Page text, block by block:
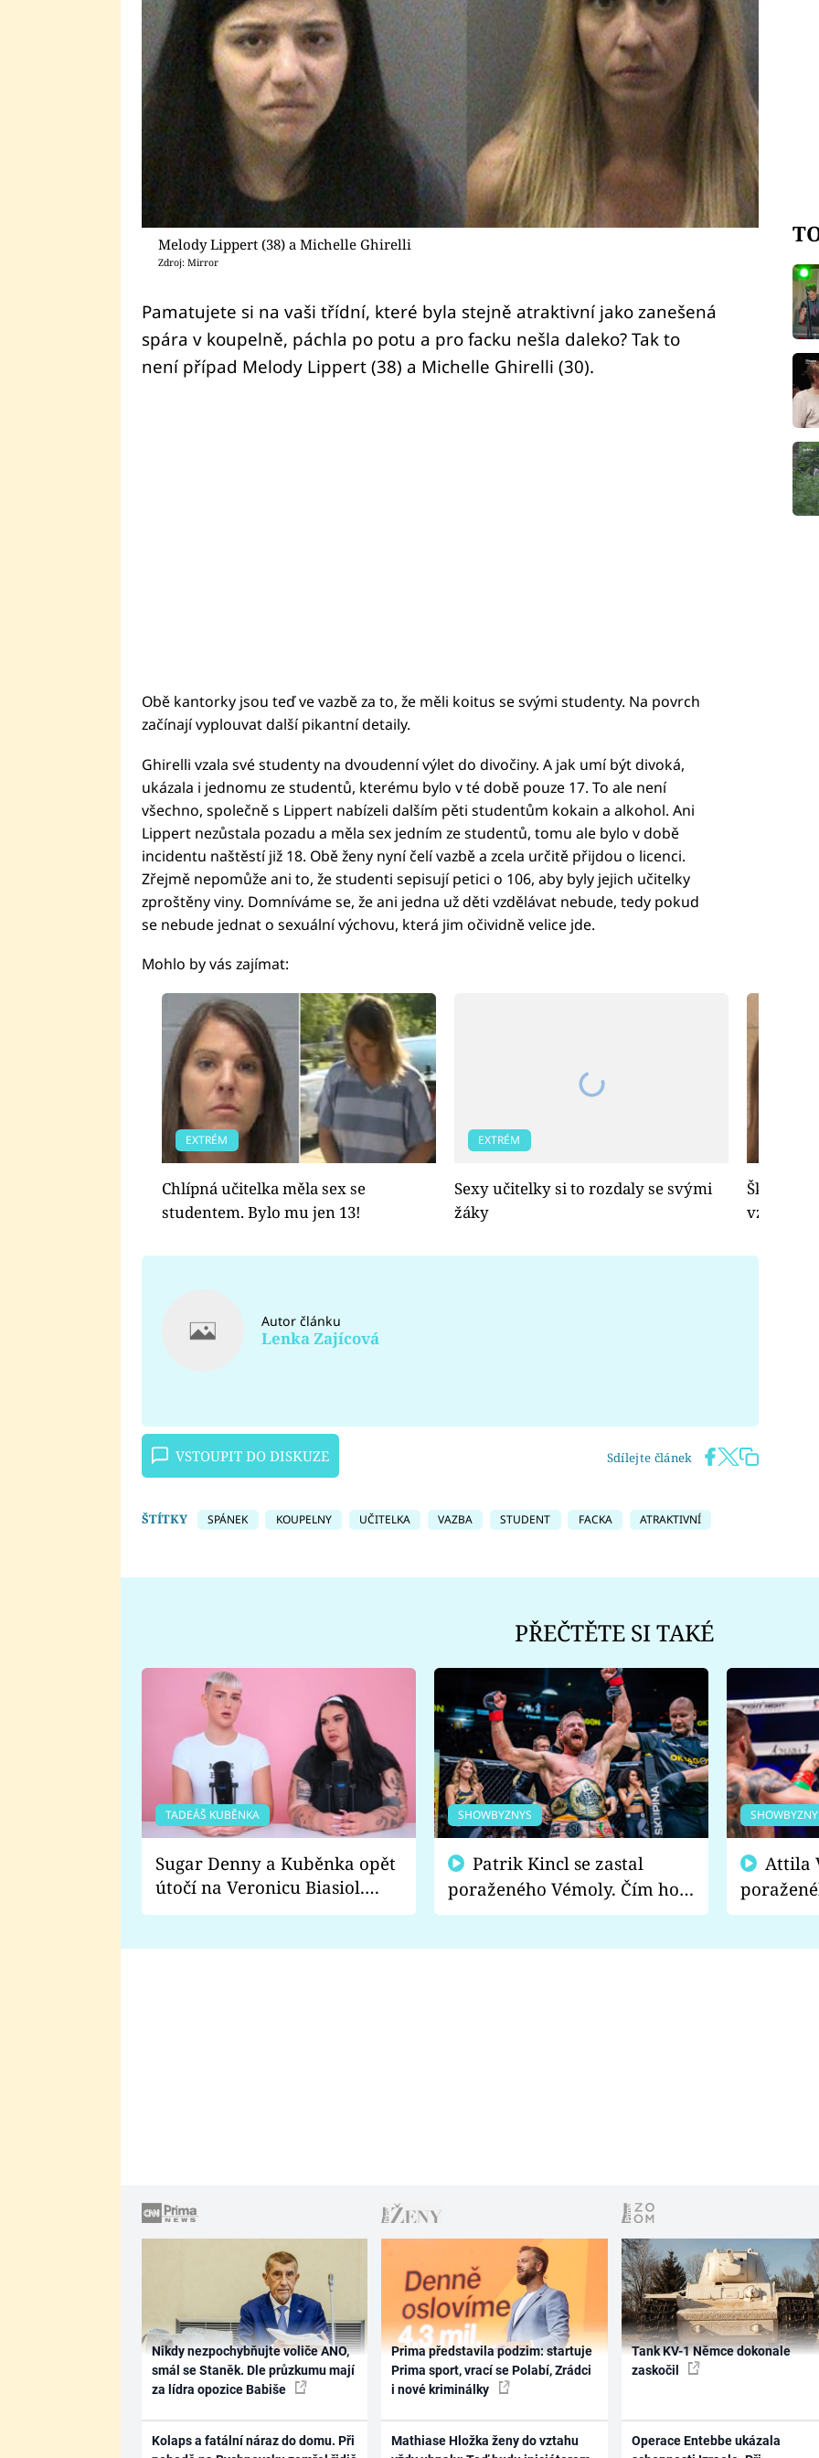
Melody Lippert (38) a Michelle Ghirelli
Zdroj: Mirror
Pamatujete si na vaši třídní, které byla stejně atraktivní jako zanešená
spára v koupelně, páchla po potu a pro facku nešla daleko? Tak to
není případ Melody Lippert (38) a Michelle Ghirelli (30).
Obě kantorky jsou teď ve vazbě za to, že měli koitus se svými studenty. Na povrch
začínají vyplouvat další pikantní detaily.
Ghirelli vzala své studenty na dvoudenní výlet do divočiny. A jak umí být divoká,
ukázala i jednomu ze studentů, kterému bylo v té době pouze 17. To ale není
všechno, společně s Lippert nabízeli dalším pěti studentům kokain a alkohol. Ani
Lippert nezůstala pozadu a měla sex jedním ze studentů, tomu ale bylo v době
incidentu naštěstí již 18. Obě ženy nyní čelí vazbě a zcela určitě přijdou o licenci.
Zřejmě nepomůže ani to, že studenti sepisují petici o 106, aby byly jejich učitelky
zproštěny viny. Domníváme se, že ani jedna už děti vzdělávat nebude, tedy pokud
se nebude jednat o sexuální výchovu, která jim očividně velice jde.
Mohlo by vás zajímat:
EXTRÉM
Chlípná učitelka měla sex se
studentem. Bylo mu jen 13!
EXTRÉM
Sexy učitelky si to rozdaly se svými
žáky
Škola
vzaly do
Autor článku
Lenka Zajícová
VSTOUPIT DO DISKUZE Sdílejte článek
ŠTÍTKY SPÁNEK KOUPELNY UČITELKA VAZBA STUDENT FACKA ATRAKTIVNÍ
PŘEČTĚTE SI TAKÉ
TADEÁŠ KUBĚNKA
Sugar Denny a Kuběnka opět
útočí na Veronicu Biasiol.
Proč je podle nich falešná a
SHOWBYZNYS
poraženého Vémoly. Čím ho
fanoušci naštvali?
chce
Nikdy nezpochybňujte voliče ANO,
smál se Staněk. Dle průzkumu mají
za lídra opozice Babiše
Kolaps a fatální náraz do domu. Při
Prima představila podzim: startuje
Prima sport, vrací se Polabí, Zrádci
i nové kriminálky
Mathiase Hložka ženy do vztahu
Tank KV-1 Němce dokonale
zaskočil
Operace Entebbe ukázala